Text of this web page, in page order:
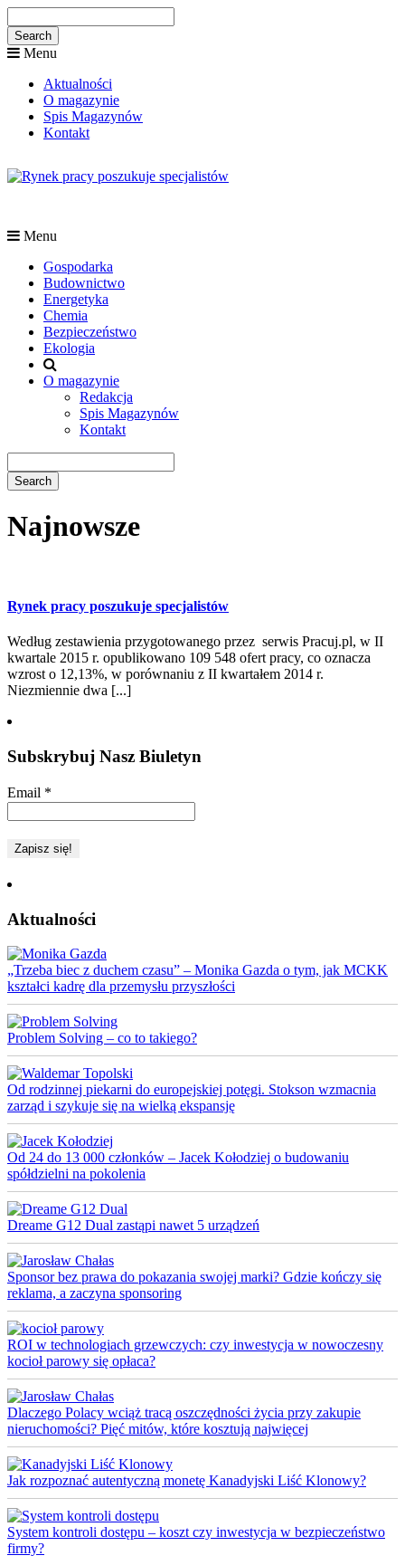
Menu
Aktualności
O magazynie
Spis Magazynów
Kontakt
Menu
Gospodarka
Budownictwo
Energetyka
Chemia
Bezpieczeństwo
Ekologia
O magazynie
Redakcja
Spis Magazynów
Kontakt
Najnowsze
Rynek pracy poszukuje specjalistów
Według zestawienia przygotowanego przez serwis Pracuj.pl, w II
kwartale 2015 r. opublikowano 109 548 ofert pracy, co oznacza
wzrost o 12,13%, w porównaniu z II kwartałem 2014 r.
Niezmiennie dwa [...]
Subskrybuj Nasz Biuletyn
Email *
Aktualności
„Trzeba biec z duchem czasu” – Monika Gazda o tym, jak MCKK
kształci kadrę dla przemysłu przyszłości
Problem Solving – co to takiego?
Od rodzinnej piekarni do europejskiej potęgi. Stokson wzmacnia
zarząd i szykuje się na wielką ekspansję
Od 24 do 13 000 członków – Jacek Kołodziej o budowaniu
spółdzielni na pokolenia
Dreame G12 Dual zastąpi nawet 5 urządzeń
Sponsor bez prawa do pokazania swojej marki? Gdzie kończy się
reklama, a zaczyna sponsoring
ROI w technologiach grzewczych: czy inwestycja w nowoczesny
kocioł parowy się opłaca?
Dlaczego Polacy wciąż tracą oszczędności życia przy zakupie
nieruchomości? Pięć mitów, które kosztują najwięcej
Jak rozpoznać autentyczną monetę Kanadyjski Liść Klonowy?
System kontroli dostępu – koszt czy inwestycja w bezpieczeństwo
firmy?